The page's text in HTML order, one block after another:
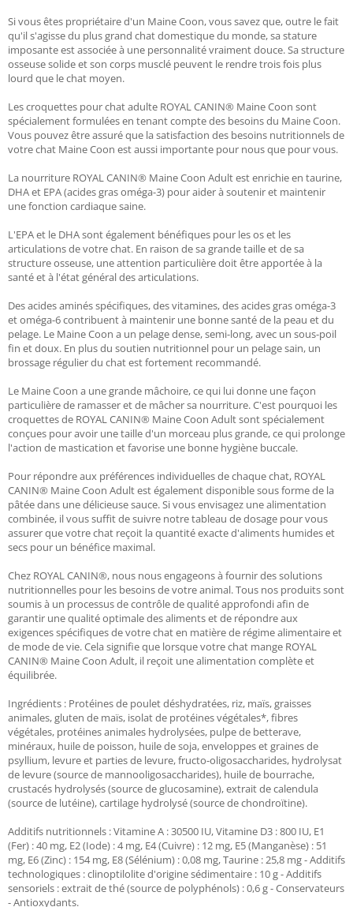
Si vous êtes propriétaire d'un Maine Coon, vous savez que, outre le fait
qu'il s'agisse du plus grand chat domestique du monde, sa stature
imposante est associée à une personnalité vraiment douce. Sa structure
osseuse solide et son corps musclé peuvent le rendre trois fois plus
lourd que le chat moyen.
Les croquettes pour chat adulte ROYAL CANIN® Maine Coon sont
spécialement formulées en tenant compte des besoins du Maine Coon.
Vous pouvez être assuré que la satisfaction des besoins nutritionnels de
votre chat Maine Coon est aussi importante pour nous que pour vous.
La nourriture ROYAL CANIN® Maine Coon Adult est enrichie en taurine,
DHA et EPA (acides gras oméga-3) pour aider à soutenir et maintenir
une fonction cardiaque saine.
L'EPA et le DHA sont également bénéfiques pour les os et les
articulations de votre chat. En raison de sa grande taille et de sa
structure osseuse, une attention particulière doit être apportée à la
santé et à l'état général des articulations.
Des acides aminés spécifiques, des vitamines, des acides gras oméga-3
et oméga-6 contribuent à maintenir une bonne santé de la peau et du
pelage. Le Maine Coon a un pelage dense, semi-long, avec un sous-poil
fin et doux. En plus du soutien nutritionnel pour un pelage sain, un
brossage régulier du chat est fortement recommandé.
Le Maine Coon a une grande mâchoire, ce qui lui donne une façon
particulière de ramasser et de mâcher sa nourriture. C'est pourquoi les
croquettes de ROYAL CANIN® Maine Coon Adult sont spécialement
conçues pour avoir une taille d'un morceau plus grande, ce qui prolonge
l'action de mastication et favorise une bonne hygiène buccale.
Pour répondre aux préférences individuelles de chaque chat, ROYAL
CANIN® Maine Coon Adult est également disponible sous forme de la
pâtée dans une délicieuse sauce. Si vous envisagez une alimentation
combinée, il vous suffit de suivre notre tableau de dosage pour vous
assurer que votre chat reçoit la quantité exacte d'aliments humides et
secs pour un bénéfice maximal.
Chez ROYAL CANIN®, nous nous engageons à fournir des solutions
nutritionnelles pour les besoins de votre animal. Tous nos produits sont
soumis à un processus de contrôle de qualité approfondi afin de
garantir une qualité optimale des aliments et de répondre aux
exigences spécifiques de votre chat en matière de régime alimentaire et
de mode de vie. Cela signifie que lorsque votre chat mange ROYAL
CANIN® Maine Coon Adult, il reçoit une alimentation complète et
équilibrée.
Ingrédients : Protéines de poulet déshydratées, riz, maïs, graisses
animales, gluten de maïs, isolat de protéines végétales*, fibres
végétales, protéines animales hydrolysées, pulpe de betterave,
minéraux, huile de poisson, huile de soja, enveloppes et graines de
psyllium, levure et parties de levure, fructo-oligosaccharides, hydrolysat
de levure (source de mannooligosaccharides), huile de bourrache,
crustacés hydrolysés (source de glucosamine), extrait de calendula
(source de lutéine), cartilage hydrolysé (source de chondroïtine).
Additifs nutritionnels : Vitamine A : 30500 IU, Vitamine D3 : 800 IU, E1
(Fer) : 40 mg, E2 (Iode) : 4 mg, E4 (Cuivre) : 12 mg, E5 (Manganèse) : 51
mg, E6 (Zinc) : 154 mg, E8 (Sélénium) : 0,08 mg, Taurine : 25,8 mg - Additifs
technologiques : clinoptilolite d'origine sédimentaire : 10 g - Additifs
sensoriels : extrait de thé (source de polyphénols) : 0,6 g - Conservateurs
- Antioxydants.